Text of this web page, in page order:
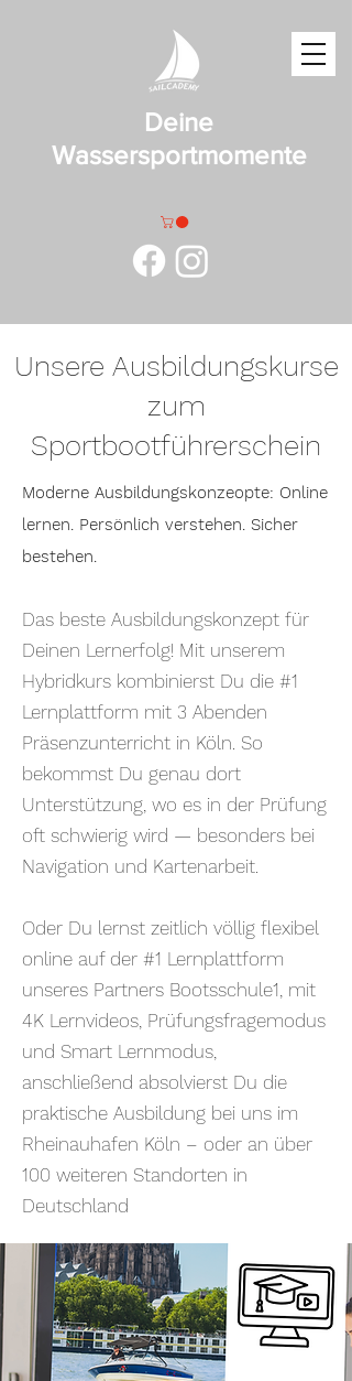
Deine
Wassersportmomente
Unsere Ausbildungskurse
zum
Sportbootführerschein
Moderne Ausbildungskonzeopte: Online
lernen. Persönlich verstehen. Sicher
bestehen.
Das beste Ausbildungskonzept für
Deinen Lernerfolg! Mit unserem
Hybridkurs kombinierst Du die #1
Lernplattform mit 3 Abenden
Präsenzunterricht in Köln. So
bekommst Du genau dort
Unterstützung, wo es in der Prüfung
oft schwierig wird — besonders bei
Navigation und Kartenarbeit.
Oder Du lernst zeitlich völlig flexibel
online auf der #1 Lernplattform
unseres Partners Bootsschule1, mit
4K Lernvideos, Prüfungsfragemodus
und Smart Lernmodus,
anschließend absolvierst Du die
praktische Ausbildung bei uns im
Rheinauhafen Köln – oder an über
100 weiteren Standorten in
Deutschland